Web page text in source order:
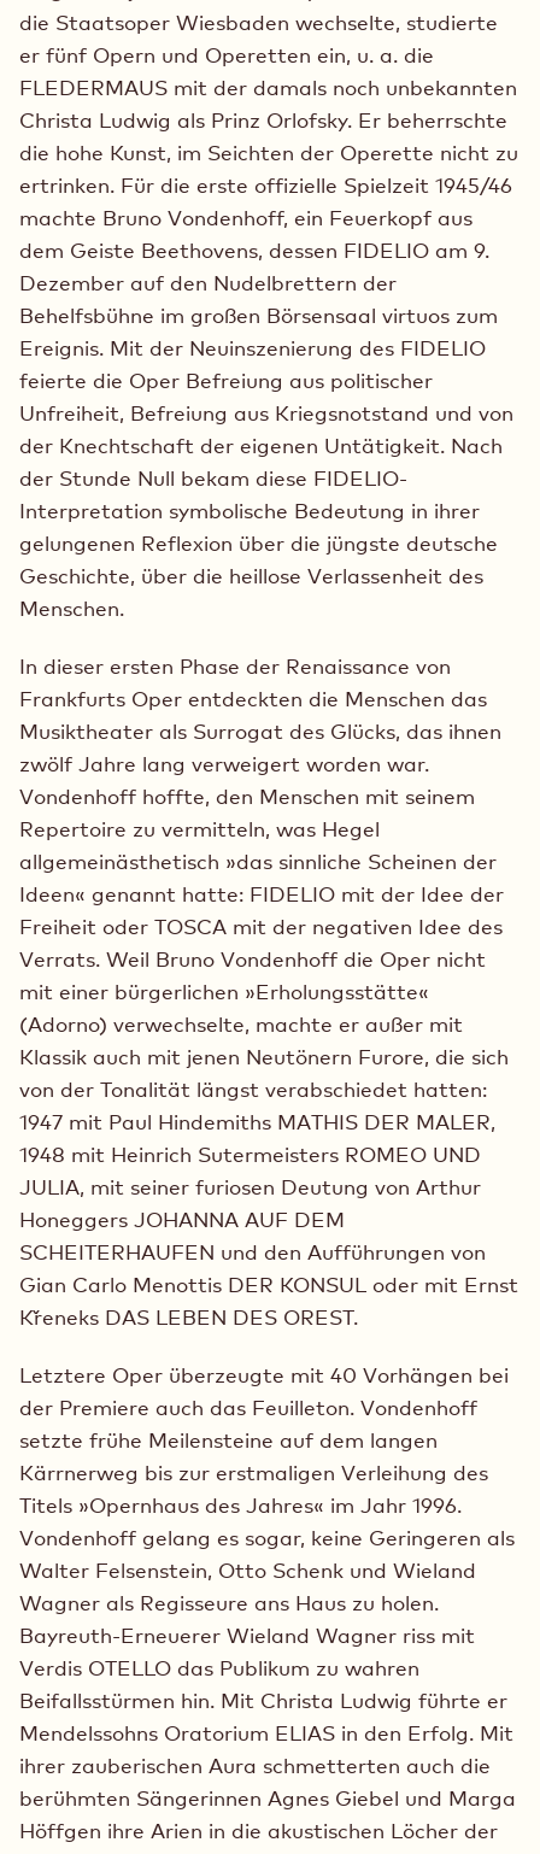
die Staatsoper Wiesbaden wechselte, studierte
er fünf Opern und Operetten ein, u. a. die
FLEDERMAUS mit der damals noch unbekannten
Christa Ludwig als Prinz Orlofsky. Er beherrschte
die hohe Kunst, im Seichten der Operette nicht zu
ertrinken. Für die erste offizielle Spielzeit 1945/46
machte Bruno Vondenhoff, ein Feuerkopf aus
dem Geiste Beethovens, dessen FIDELIO am 9.
Dezember auf den Nudelbrettern der
Behelfsbühne im großen Börsensaal virtuos zum
Ereignis. Mit der Neuinszenierung des FIDELIO
feierte die Oper Befreiung aus politischer
Unfreiheit, Befreiung aus Kriegsnotstand und von
der Knechtschaft der eigenen Untätigkeit. Nach
der Stunde Null bekam diese FIDELIO-
Interpretation symbolische Bedeutung in ihrer
gelungenen Reflexion über die jüngste deutsche
Geschichte, über die heillose Verlassenheit des
Menschen.
In dieser ersten Phase der Renaissance von
Frankfurts Oper entdeckten die Menschen das
Musiktheater als Surrogat des Glücks, das ihnen
zwölf Jahre lang verweigert worden war.
Vondenhoff hoffte, den Menschen mit seinem
Repertoire zu vermitteln, was Hegel
allgemeinästhetisch »das sinnliche Scheinen der
Ideen« genannt hatte: FIDELIO mit der Idee der
Freiheit oder TOSCA mit der negativen Idee des
Verrats. Weil Bruno Vondenhoff die Oper nicht
mit einer bürgerlichen »Erholungsstätte«
(Adorno) verwechselte, machte er außer mit
Klassik auch mit jenen Neutönern Furore, die sich
von der Tonalität längst verabschiedet hatten:
1947 mit Paul Hindemiths MATHIS DER MALER,
1948 mit Heinrich Sutermeisters ROMEO UND
JULIA, mit seiner furiosen Deutung von Arthur
Honeggers JOHANNA AUF DEM
SCHEITERHAUFEN und den Aufführungen von
Gian Carlo Menottis DER KONSUL oder mit Ernst
Křeneks DAS LEBEN DES OREST.
Letztere Oper überzeugte mit 40 Vorhängen bei
der Premiere auch das Feuilleton. Vondenhoff
setzte frühe Meilensteine auf dem langen
Kärrnerweg bis zur erstmaligen Verleihung des
Titels »Opernhaus des Jahres« im Jahr 1996.
Vondenhoff gelang es sogar, keine Geringeren als
Walter Felsenstein, Otto Schenk und Wieland
Wagner als Regisseure ans Haus zu holen.
Bayreuth-Erneuerer Wieland Wagner riss mit
Verdis OTELLO das Publikum zu wahren
Beifallsstürmen hin. Mit Christa Ludwig führte er
Mendelssohns Oratorium ELIAS in den Erfolg. Mit
ihrer zauberischen Aura schmetterten auch die
berühmten Sängerinnen Agnes Giebel und Marga
Höffgen ihre Arien in die akustischen Löcher der